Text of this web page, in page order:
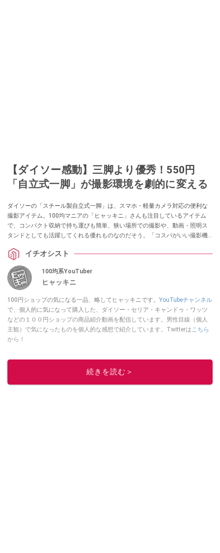
【ダイソー感動】三脚より優秀！550円
「自立式一脚」が撮影環境を劇的に変える
ダイソーの「スチール製自立式一脚」は、スマホ・軽量カメラ対応の便利な
撮影アイテム。100均マニアの「ヒャッキニ」さんも注目しているアイテム
で、コンパクト収納で持ち運びも簡単、狭い場所での撮影や、動画・照明ス
タンドとしても活躍してくれる優れものなのだそう。「コスパがいい撮影機
クしてみてください。
イチオシスト
100均系YouTuber
ヒャッキニ
100円ショップの気になる一品、略してヒャッキニです。 YouTubeチャンネル
で、個人的に気になって購入した、ダイソー・セリア・キャンドゥ・ワッツ
などの１００円ショップの商品紹介動画を配信しています。男性目線（個人
主観）で気になったものを個人的な感想で紹介しています。Twitterは こちら
から！
続きを読む＞